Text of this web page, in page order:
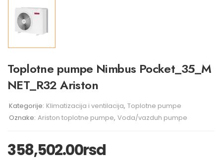
Toplotne pumpe Nimbus Pocket_35_M
NET_R32 Ariston
Kategorije: Klimatizacija i ventilacija, Toplotne pumpe
Oznake: Ariston toplotne pumpe, Voda/vazduh pumpe
358,502.00rsd